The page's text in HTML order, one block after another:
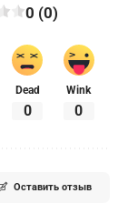
0 (0)
Dead
0
Wink
0
Оставить отзыв